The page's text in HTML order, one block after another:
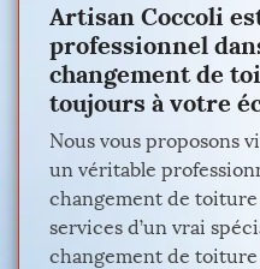
Artisan Coccoli
professionnel
changement de
toujours à votre
Nous vous proposons
un véritable
changement de
services d’un vrai
changement de